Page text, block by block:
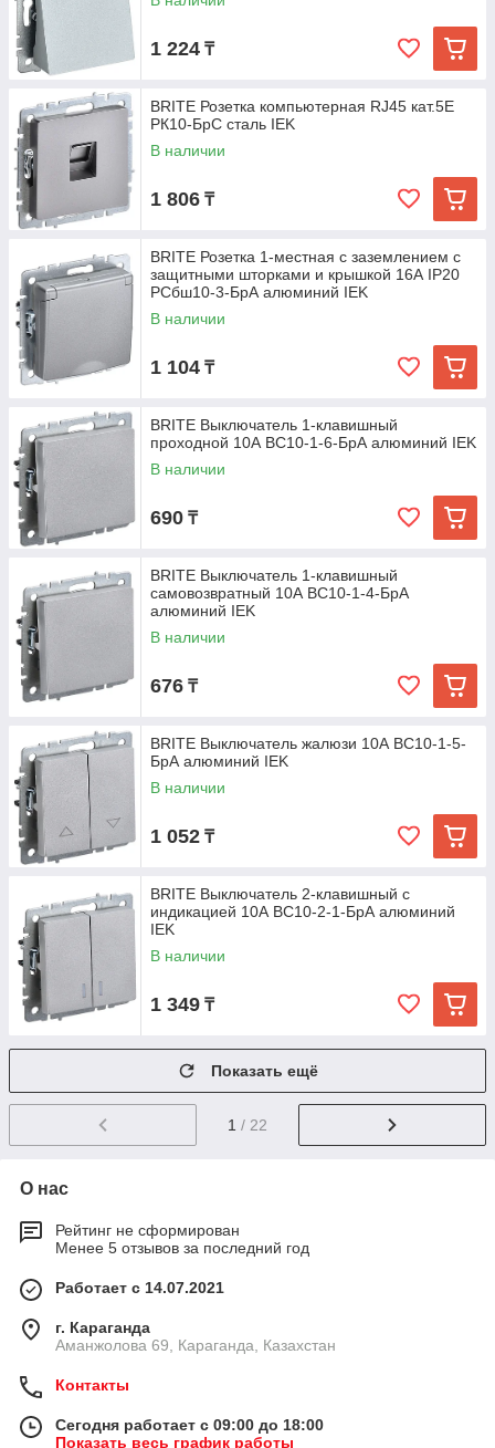
1 224 ₸
BRITE Розетка компьютерная RJ45 кат.5E
РК10-БрС сталь IEK
В наличии
1 806 ₸
BRITE Розетка 1-местная с заземлением с
защитными шторками и крышкой 16А IP20
РСбш10-3-БрА алюминий IEK
В наличии
1 104 ₸
BRITE Выключатель 1-клавишный
проходной 10А ВС10-1-6-БрА алюминий IEK
В наличии
690 ₸
BRITE Выключатель 1-клавишный
самовозвратный 10А ВС10-1-4-БрА
алюминий IEK
В наличии
676 ₸
BRITE Выключатель жалюзи 10А ВС10-1-5-
БрА алюминий IEK
В наличии
1 052 ₸
BRITE Выключатель 2-клавишный с
индикацией 10А ВС10-2-1-БрА алюминий
IEK
В наличии
1 349 ₸
Показать ещё
1 / 22
О нас
Рейтинг не сформирован
Менее 5 отзывов за последний год
Работает с 14.07.2021
г. Караганда
Аманжолова 69, Караганда, Казахстан
Контакты
Сегодня работает с 09:00 до 18:00
Показать весь график работы